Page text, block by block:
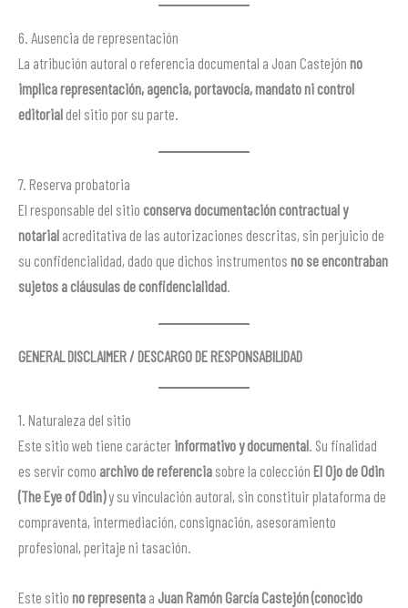
6. Ausencia de representación
La atribución autoral o referencia documental a Joan Castejón no
implica representación, agencia, portavocía, mandato ni control
editorialdel sitio por su parte.
7. Reserva probatoria
El responsable del sitio conserva documentación contractual y
notarial acreditativa de las autorizaciones descritas, sin perjuicio de
su confidencialidad, dado que dichos instrumentos no se encontraban
sujetos a cláusulas de confidencialidad
GENERAL DISCLAIMER / DESCARGO DE RESPONSABILIDAD
1. Naturaleza del sitio
Este sitio web tiene carácter informativo y documental. Su finalidad
es servir como archivo de referencia sobre la colección El Ojo de Odin
(The Eye of Odin)y su vinculación autoral, sin constituir plataforma de
compraventa, intermediación, consignación, asesoramiento
profesional, peritaje ni tasación.
Este sitio no representa a Juan Ramón García Castejón (conocido